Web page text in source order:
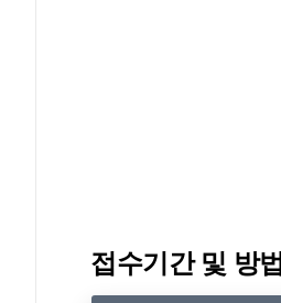
접수기간 및 방법